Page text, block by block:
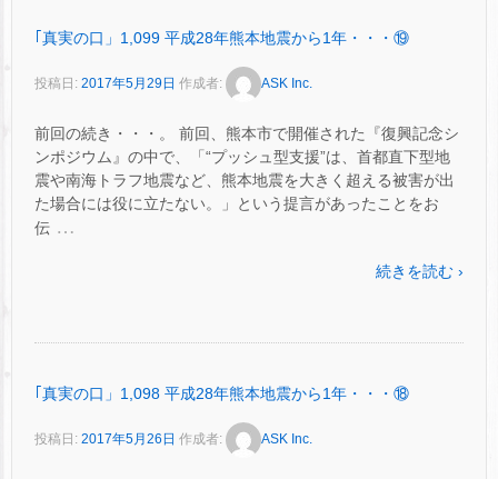
｢真実の口」1,099 平成28年熊本地震から1年・・・⑲
投稿日: 2017年5月29日 作成者: ASK Inc.
前回の続き・・・。 前回、熊本市で開催された『復興記念シ
ンポジウム』の中で、「“プッシュ型支援”は、首都直下型地
震や南海トラフ地震など、熊本地震を大きく超える被害が出
た場合には役に立たない。」という提言があったことをお
伝 …
続きを読む ›
｢真実の口」1,098 平成28年熊本地震から1年・・・⑱
投稿日: 2017年5月26日 作成者: ASK Inc.